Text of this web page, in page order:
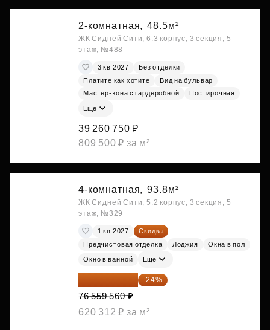
2-комнатная, 48.5м²
ЖК Сидней Сити, 6.3 корпус, 3 секция, 5
этаж, №488
3 кв 2027
Без отделки
Платите как хотите
Вид на бульвар
Мастер-зона с гардеробной
Постирочная
Ещё
39 260 750 ₽
809 500 ₽ за м²
4-комнатная, 93.8м²
ЖК Сидней Сити, 5.2 корпус, 3 секция, 5
этаж, №329
1 кв 2027
Скидка
Предчистовая отделка
Лоджия Окна в пол
Окно в ванной Ещё
58 185 266 ₽ -24%
76 559 560 ₽
620 312 ₽ за м²